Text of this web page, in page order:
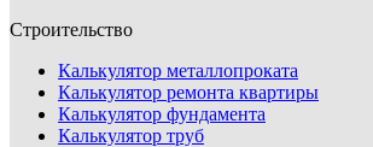
Строительство
Калькулятор металлопроката
Калькулятор ремонта квартиры
Калькулятор фундамента
Калькулятор труб